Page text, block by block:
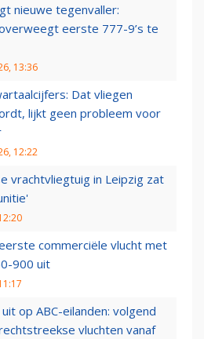
nieuwe tegenvaller:
eerste 777-9’s te
13:36
Dat vliegen
lijkt geen probleem voor
12:22
vrachtvliegtuig in Leipzig zat
commerciële vlucht met
900 uit
op ABC-eilanden: volgend
vluchten vanaf